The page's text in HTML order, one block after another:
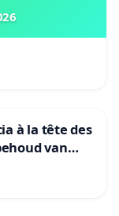
à la tête des
van